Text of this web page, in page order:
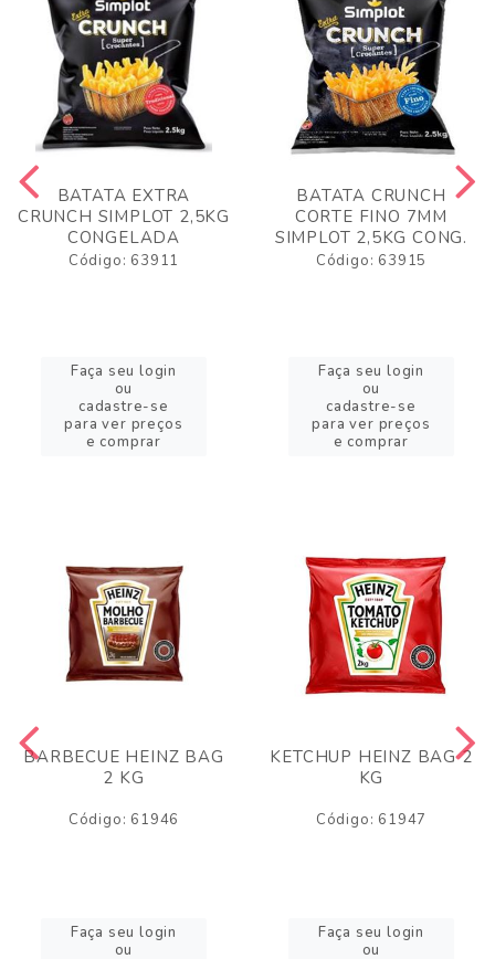
BATATA EXTRA
CRUNCH SIMPLOT 2,5KG
CONGELADA
Código: 63911
Faça seu login
ou
cadastre-se
para ver preços
e comprar
BATATA CRUNCH
CORTE FINO 7MM
SIMPLOT 2,5KG CONG.
Código: 63915
Faça seu login
ou
cadastre-se
para ver preços
e comprar
BARBECUE HEINZ BAG
2 KG
Código: 61946
Faça seu login
ou
KETCHUP HEINZ BAG 2
KG
Código: 61947
Faça seu login
ou